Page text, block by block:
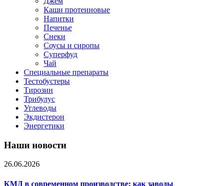
Каши протеиновые
Напитки
Печенье
Снеки
Соусы и сиропы
Суперфуд
Чай
Специальные препараты
Тестобустеры
Тирозин
Трибулус
Углеводы
Экдистерон
Энергетики
Наши новости
26.06.2026
КМД в современном производстве: как заводы